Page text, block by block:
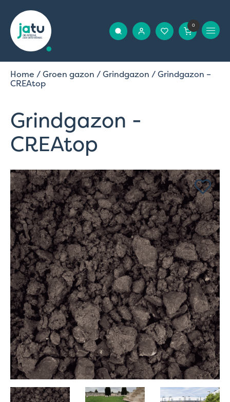
0
Home /Groen gazon /Grindgazon / Grindgazon –
CREAtop
Grindgazon -
CREAtop